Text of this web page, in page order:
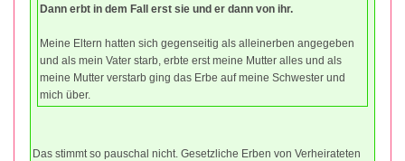
Dann erbt in dem Fall erst sie und er dann von ihr.
Meine Eltern hatten sich gegenseitig als alleinerben angegeben
und als mein Vater starb, erbte erst meine Mutter alles und als
meine Mutter verstarb ging das Erbe auf meine Schwester und
mich über.
Das stimmt so pauschal nicht. Gesetzliche Erben von Verheirateten